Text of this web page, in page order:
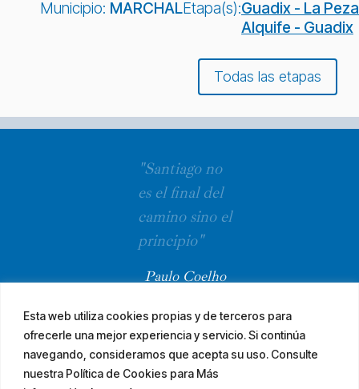
Esta web utiliza cookies propias y de terceros para
ofrecerle una mejor experiencia y servicio. Si continúa
navegando, consideramos que acepta su uso. Consulte
nuestra Política de Cookies para Más
Municipio: MARCHALEtapa(s):Guadix - La Peza
Alquife - Guadix
Todas las etapas
"Santiago no
es el final del
camino sino el
principio"
Paulo Coelho